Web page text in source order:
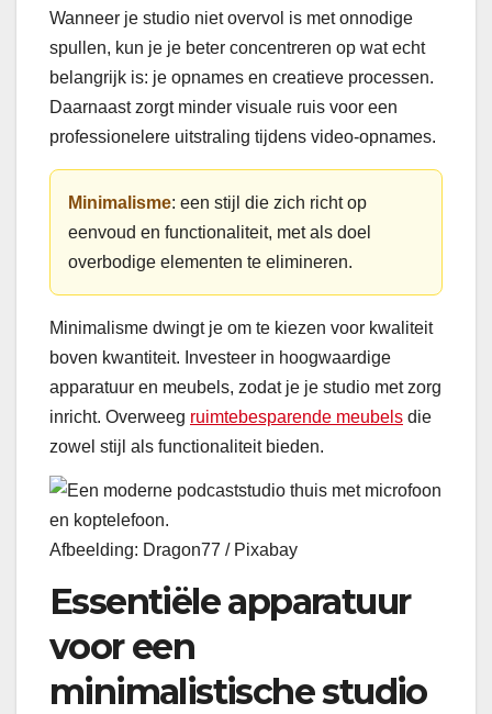
Wanneer je studio niet overvol is met onnodige
spullen, kun je je beter concentreren op wat echt
belangrijk is: je opnames en creatieve processen.
Daarnaast zorgt minder visuale ruis voor een
professionelere uitstraling tijdens video-opnames.
Minimalisme: een stijl die zich richt op
eenvoud en functionaliteit, met als doel
overbodige elementen te elimineren.
Minimalisme dwingt je om te kiezen voor kwaliteit
boven kwantiteit. Investeer in hoogwaardige
apparatuur en meubels, zodat je je studio met zorg
inricht. Overweeg ruimtebesparende meubels die
zowel stijl als functionaliteit bieden.
Afbeelding: Dragon77 / Pixabay
Essentiële apparatuur
voor een
minimalistische studio